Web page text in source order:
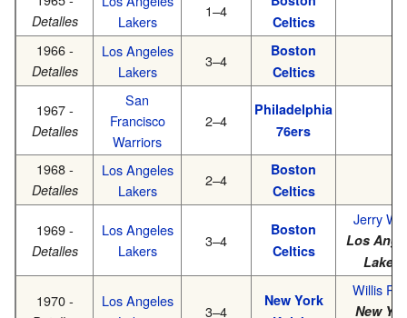
Detalles
Lakers
1–4
Celtics
1966 -
Detalles
Los Angeles
Lakers
3–4
Boston
Celtics
1967 -
Detalles
San
Francisco
Warriors
2–4
Philadelphia
76ers
1968 -
Detalles
Los Angeles
Lakers
2–4
Boston
Celtics
1969 -
Detalles
Los Angeles
Lakers
3–4
Boston
Celtics
Jerry
Los
Lakers
1970 -
Los Angeles
3–4
New York
Willis
New